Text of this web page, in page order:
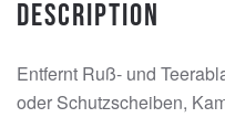
Description
Entfernt Ruß- und
oder Schutzscheiben,